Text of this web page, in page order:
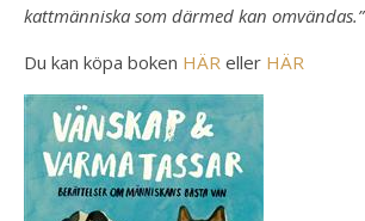
kattmänniska som därmed kan omvändas.”
Du kan köpa boken HÄR eller HÄR